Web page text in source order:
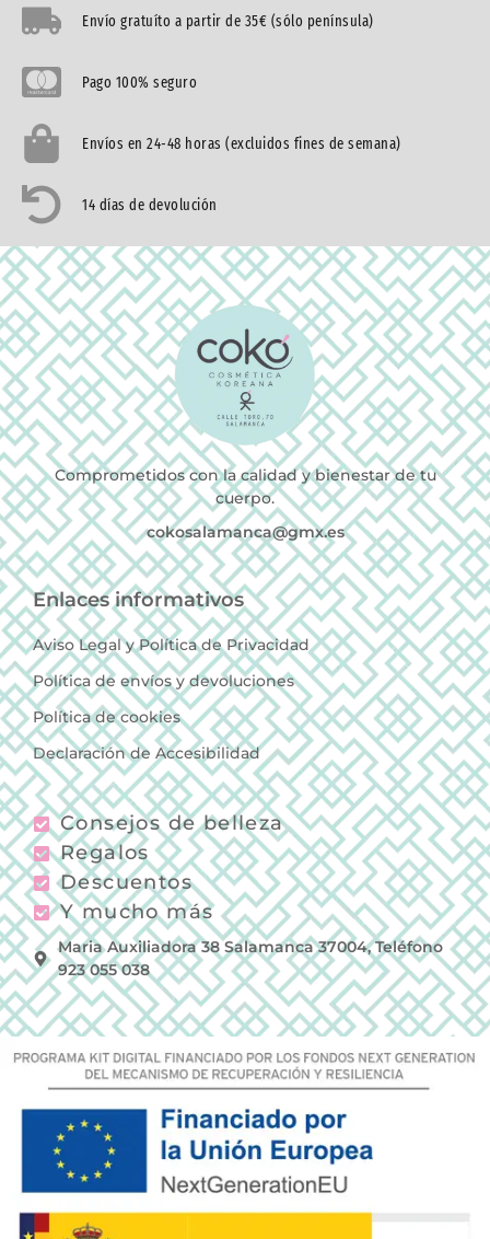
Envío gratuíto a partir de 35€ (sólo península)
Pago 100% seguro
Envíos en 24-48 horas (excluidos fines de semana)
14 días de devolución
Comprometidos con la calidad y bienestar de tu
cuerpo.
cokosalamanca@gmx.es
Enlaces informativos
Aviso Legal y Política de Privacidad
Política de envíos y devoluciones
Política de cookies
Declaración de Accesibilidad
Consejos de belleza
Regalos
Descuentos
Y mucho más
Maria Auxiliadora 38 Salamanca 37004, Teléfono
923 055 038